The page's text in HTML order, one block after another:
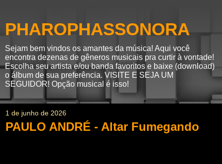
PHAROPHASSONORA
Sejam bem vindos os amantes da música! Aqui você
encontra dezenas de gêneros musicais pra curtir à vontade!
Escolha seu artista e/ou banda favoritos e baixe (download)
o álbum de sua preferência. VISITE E SEJA UM
SEGUIDOR! Opção musical é isso!
1 de junho de 2026
PAULO ANDRÉ - Altar Fumegando